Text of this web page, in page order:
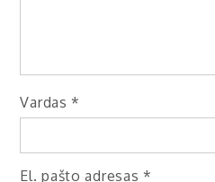
Vardas *
El. pašto adresas *